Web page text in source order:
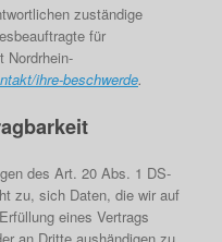
zuständige
für
Nordrhein-
ihre-beschwerde.
des Art. 20 Abs. 1 DS-
zu, sich Daten, die wir auf
eines Vertrags